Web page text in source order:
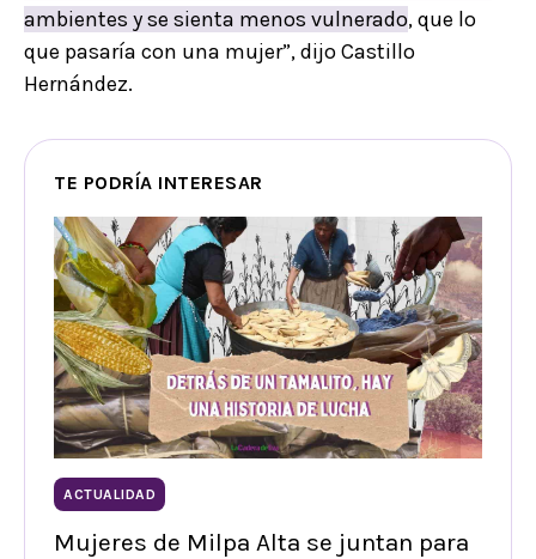
ambientes y se sienta menos vulnerado, que lo
que pasaría con una mujer”, dijo Castillo
Hernández.
TE PODRÍA INTERESAR
ACTUALIDAD
Mujeres de Milpa Alta se juntan para